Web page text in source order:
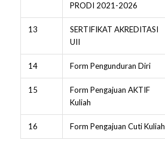
PRODI 2021-2026
13
SERTIFIKAT AKREDITASI
UII
14 Form Pengunduran Diri
15
Form Pengajuan AKTIF
Kuliah
16 Form Pengajuan Cuti Kuliah